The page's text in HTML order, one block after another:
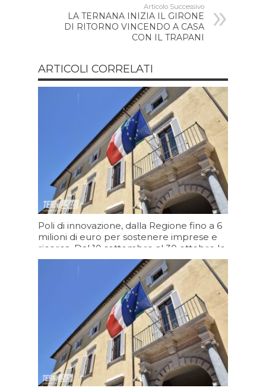
Articolo Successivo
LA TERNANA INIZIA IL GIRONE
DI RITORNO VINCENDO A CASA
CON IL TRAPANI
ARTICOLI CORRELATI
Poli di innovazione, dalla Regione fino a 6
milioni di euro per sostenere imprese e
ricerca. Dal 10 settembre al 30 ottobre le
domande